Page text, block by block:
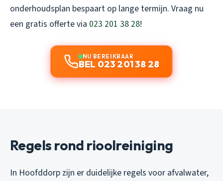
onderhoudsplan bespaart op lange termijn. Vraag nu
een gratis offerte via 023 201 38 28!
NU BEREIKBAAR
BEL 023 201 38 28
Regels rond rioolreiniging
In Hoofddorp zijn er duidelijke regels voor afvalwater,